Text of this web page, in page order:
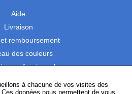
Aide
Livraison
remboursement
des couleurs
professionnels
à chacune de vos visites des
données nous permettent de vous